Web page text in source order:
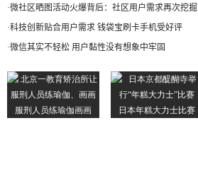
·微社区晒图活动火爆背后：社区用户需求再次挖掘
·科技创新贴合用户需求 钱袋宝刷卡手机受好评
·微信其实不轻松 用户黏性没有想象中牢固